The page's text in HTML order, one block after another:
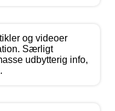
og videoer
Særligt
udbytterig info,